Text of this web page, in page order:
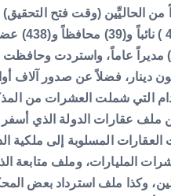
وزيراً من الحاليِّين (وقت فتح التحقيق)
والسابقين، و(48 )
محافظة و(624) مديراً عاماً، واستردت
دينار، فضلاً عن صدور آلاف
التي شملت العشرات من
ملف عقارات الدولة الذي
المسلوبة إلى ملكية
المليارات، وملف متابعة
وكذا ملف استرداد بعض